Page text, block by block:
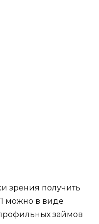
зрения получить
можно в виде
займов